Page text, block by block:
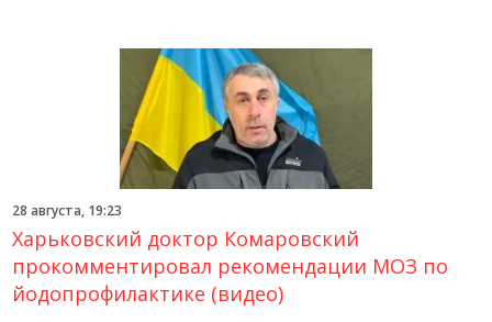
28 августа, 19:23
Харьковский доктор Комаровский
прокомментировал рекомендации МОЗ по
йодопрофилактике (видео)